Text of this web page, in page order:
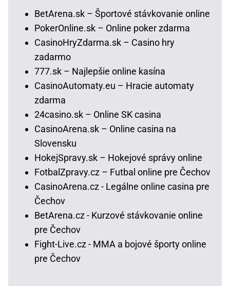
BetArena.sk – Športové stávkovanie online
PokerOnline.sk – Online poker zdarma
CasinoHryZdarma.sk – Casino hry
zadarmo
777.sk – Najlepšie online kasína
CasinoAutomaty.eu – Hracie automaty
zdarma
24casino.sk – Online SK casina
CasinoArena.sk – Online casina na
Slovensku
HokejSpravy.sk – Hokejové správy online
FotbalZpravy.cz – Futbal online pre Čechov
CasinoArena.cz - Legálne online casina pre
Čechov
BetArena.cz - Kurzové stávkovanie online
pre Čechov
Fight-Live.cz - MMA a bojové športy online
pre Čechov